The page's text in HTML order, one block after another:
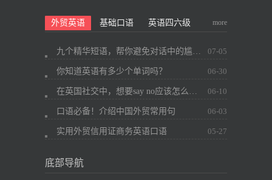
外贸英语 基础口语 英语四六级 more
07-05
你知道英语有多少个单词吗？ 06-30
06-10
口语必备！介绍中国外贸常用句 06-03
实用外贸信用证商务英语口语 05-27
底部导航